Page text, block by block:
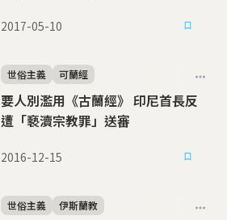
2017-05-10
要人別濫用《古蘭經》 印尼首長反
遭「褻瀆宗教罪」送審
世俗主義 可蘭經
2016-12-15
世俗主義 伊斯蘭教